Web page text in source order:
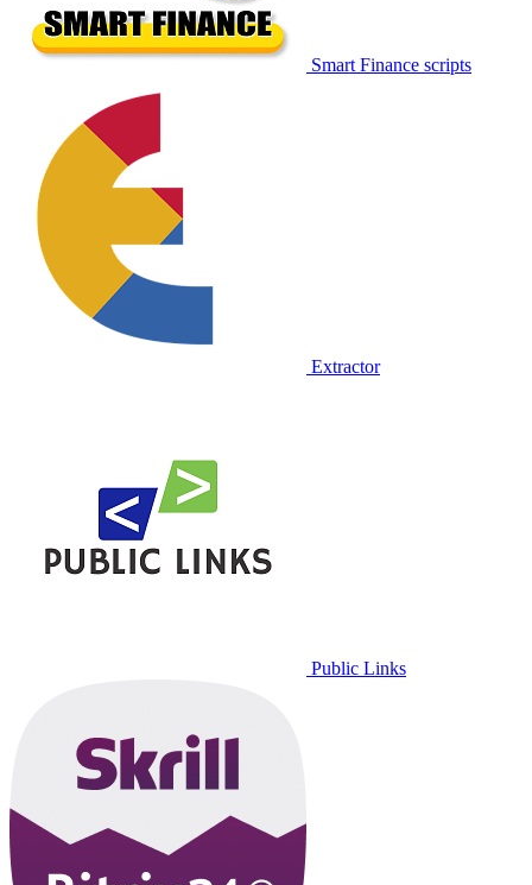
Smart Finance scripts
Extractor
Public Links